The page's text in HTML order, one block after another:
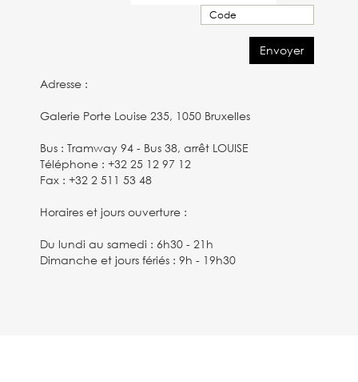
Adresse :
Galerie Porte Louise 235, 1050 Bruxelles
Bus : Tramway 94 - Bus 38, arrêt LOUISE
Téléphone : +32 25 12 97 12
Fax : +32 2 511 53 48
Horaires et jours ouverture :
Du lundi au samedi : 6h30 - 21h
Dimanche et jours fériés : 9h - 19h30